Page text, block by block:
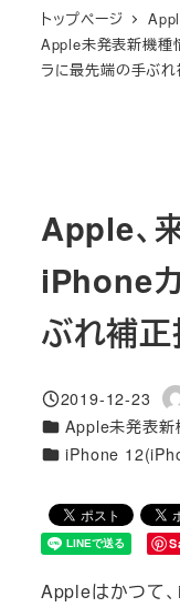
トップページ
Apple未発表新機種
ラに最先端の手ぶ
Apple、
iPhone
ぶれ補
投稿日
2019-12-23
著
者
カテゴリー
Apple未発表新
カテゴリー
iPhone
Appleはかつて